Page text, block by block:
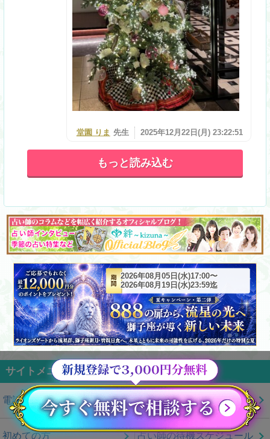
堂園 りま 先生 2025年12月22日(月) 23:22:51
もっと読み込む
2026年08月05日(水)17:00〜
2026年08月19日(水)23:59迄
サイトメニュー
電話占い絆TOP 絆が大切にしている事
初めての方 占い師の待機スケジュール